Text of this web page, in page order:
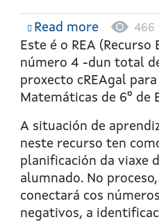
Read moreabout
Viaje
de
fin
de
466
Este é o REA
número 4 -dun total
proxecto cREAgal
Matemáticas de 6º de
A situación de
neste recurso ten
planificación da viaxe
alumnado. No
conectará cos
negativos, a